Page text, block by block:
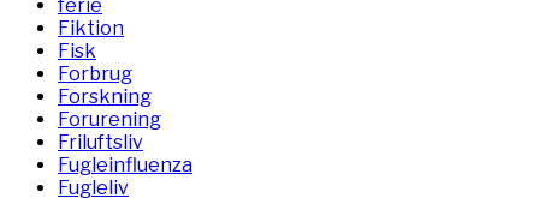
ferie
Fiktion
Fisk
Forbrug
Forskning
Forurening
Friluftsliv
Fugleinfluenza
Fugleliv